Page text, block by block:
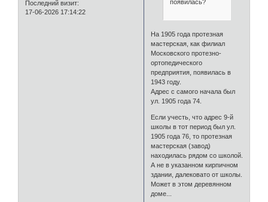
Последний визит:
17-06-2026 17:14:22
появилась?
На 1905 года протезная
мастерская, как филиал
Московского протезно-
ортопедического
предприятия, появилась в
1943 году.
Адрес с самого начала был
ул. 1905 года 74.
Если учесть, что адрес 9-й
школы в тот период был ул.
1905 года 76, то протезная
мастерская (завод)
находилась рядом со школой.
А не в указанном кирпичном
здании, далековато от школы.
Может в этом деревянном
доме...